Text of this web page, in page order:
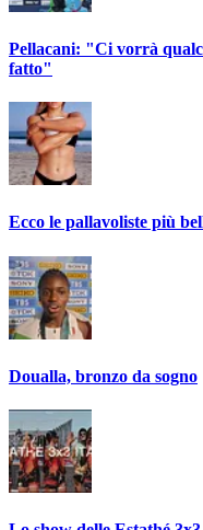
Pellacani: "Ci vorrà
fatto"
Ecco le pallavoliste più
Doualla, bronzo da sogno